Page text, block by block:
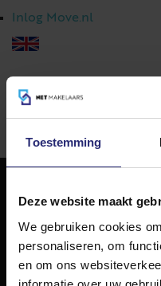
Toestemming
Deze website maakt
We gebruiken cookies
personaliseren, om
en om ons
Inlog Move.nl
023 303 54 44
NET Makelaars
NET Makelaars is een
decennialange ervaring
van de huizenmarkt in